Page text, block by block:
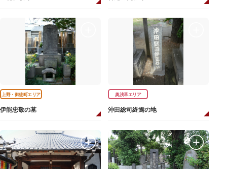
上野・御徒町エリア
伊能忠敬の墓
奥浅草エリア
沖田総司終焉の地